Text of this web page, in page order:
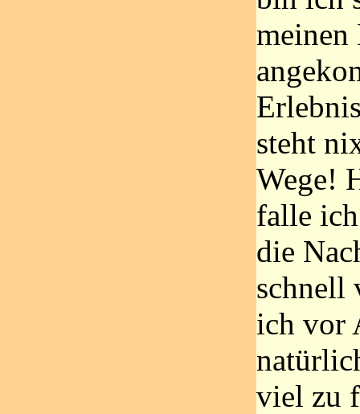
meinen
steht
Wege!
falle
die
schnell
ich vor
viel zu